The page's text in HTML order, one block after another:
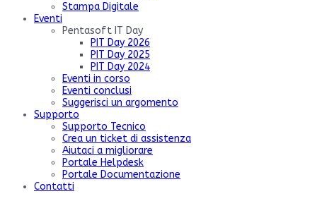
Stampa Digitale
Eventi
Pentasoft IT Day
PIT Day 2026
PIT Day 2025
PIT Day 2024
Eventi in corso
Eventi conclusi
Suggerisci un argomento
Supporto
Supporto Tecnico
Crea un ticket di assistenza
Aiutaci a migliorare
Portale Helpdesk
Portale Documentazione
Contatti